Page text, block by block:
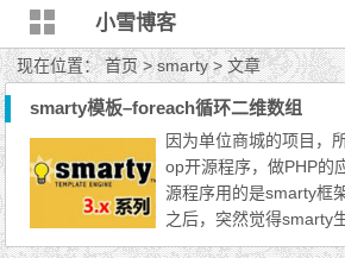
小雪博客
现在位置：首页> smarty > 文章
smarty模板–foreach循环二维数组
因为单位商城的项目，
op开源程序，做PHP的
源程序用的是smarty框
之后，突然觉得smarty
也是程序模板分离的，